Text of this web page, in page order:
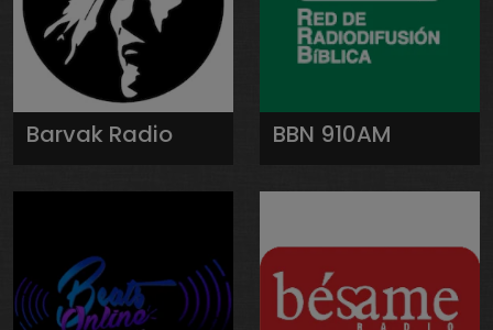
Barvak Radio BBN 910AM